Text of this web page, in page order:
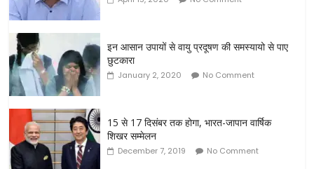
इन आसान उपायों से वायु प्रदूषण की समस्यायो से पाए
छुटकारा
January 2, 2020 No Comment
15 से 17 दिसंबर तक होगा, भारत-जापान वार्षिक
शिखर सम्मेलन
December 7, 2019 No Comment